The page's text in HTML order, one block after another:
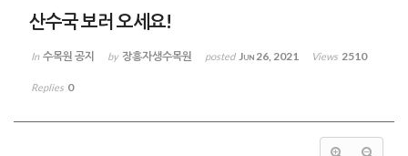
산수국 보러 오세요!
In 수목원 공지 by 장흥자생수목원 posted Jun 26, 2021 Views 2510
Replies 0